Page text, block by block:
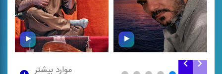
موارد بیشتر